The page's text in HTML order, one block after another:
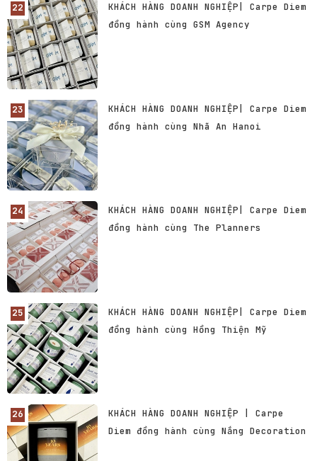
KHÁCH HÀNG DOANH NGHIỆP| Carpe Diem
đồng hành cùng GSM Agency
KHÁCH HÀNG DOANH NGHIỆP| Carpe Diem
đồng hành cùng Nhã An Hanoi
KHÁCH HÀNG DOANH NGHIỆP| Carpe Diem
đồng hành cùng The Planners
KHÁCH HÀNG DOANH NGHIỆP| Carpe Diem
đồng hành cùng Hồng Thiện Mỹ
KHÁCH HÀNG DOANH NGHIỆP | Carpe
Diem đồng hành cùng Nắng Decoration